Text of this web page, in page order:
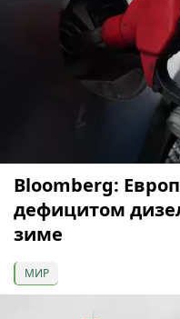
Bloomberg:
дефицитом
зиме
МИР